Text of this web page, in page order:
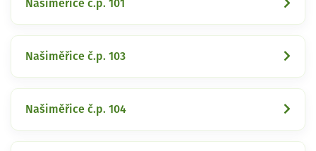
Našiměřice č.p. 101
Našiměřice č.p. 103
Našiměřice č.p. 104